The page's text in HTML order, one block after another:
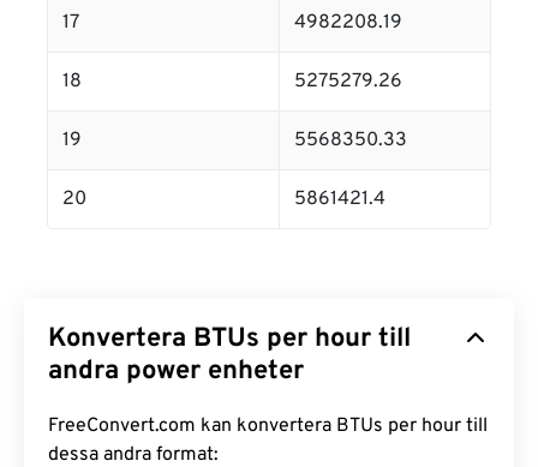
17 4982208.19
18 5275279.26
19 5568350.33
20 5861421.4
Konvertera BTUs per hour till
andra power enheter
FreeConvert.com kan konvertera BTUs per hour till
dessa andra format: